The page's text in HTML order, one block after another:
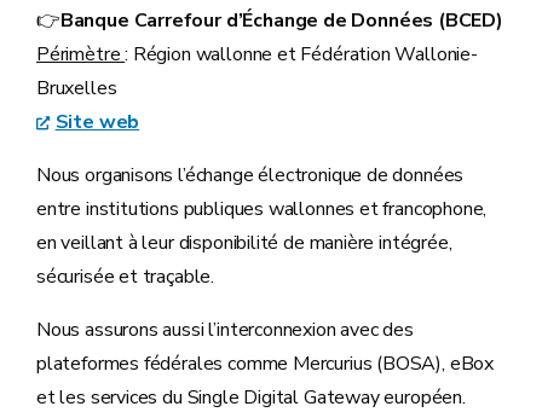
👉Banque Carrefour d’Échange de Données (BCED)
Périmètre: Région wallonne et Fédération Wallonie-
Bruxelles
Site web
Nous organisons l’échange électronique de données
entre institutions publiques wallonnes et francophone,
en veillant à leur disponibilité de manière intégrée,
sécurisée et traçable.
Nous assurons aussi l’interconnexion avec des
plateformes fédérales comme Mercurius (BOSA), eBox
et les services du Single Digital Gateway européen.